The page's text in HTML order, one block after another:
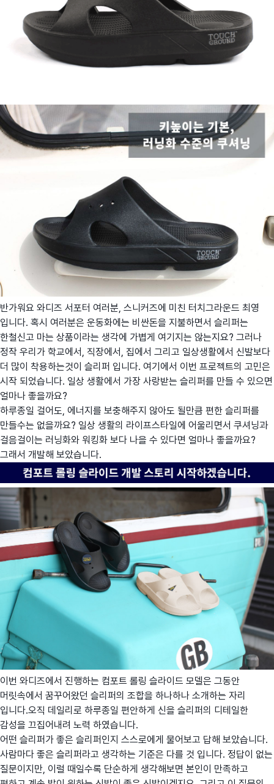
반가워요 와디즈 서포터 여러분, 스니커즈에 미친 터치그라운드 최영
입니다. 혹시 여러분은 운동화에는 비싼돈을 지불하면서 슬리퍼는
한철신고 마는 상품이라는 생각에 가볍게 여기지는 않는지요? 그러나
정작 우리가 학교에서, 직장에서, 집에서 그리고 일상생활에서 신발보다
더 많이 착용하는것이 슬리퍼 입니다. 여기에서 이번 프로젝트의 고민은
시작 되었습니다. 일상 생활에서 가장 사랑받는 슬리퍼를 만들 수 있으면
얼마나 좋을까요?
하루종일 걸어도, 에너지를 보충해주지 않아도 될만큼 편한 슬리퍼를
만들수는 없을까요? 일상 생활의 라이프스타일에 어울리면서 쿠셔닝과
걸음걸이는 러닝화와 워킹화 보다 나을 수 있다면 얼마나 좋을까요?
그래서 개발해 보았습니다.
이번 와디즈에서 진행하는 컴포트 롤링 슬라이드 모델은 그동안
머릿속에서 꿈꾸어왔던 슬리퍼의 조합을 하나하나 소개하는 자리
입니다.오직 데일리로 하루종일 편안하게 신을 슬리퍼의 디테일한
감성을 끄집어내려 노력 하였습니다.
어떤 슬리퍼가 좋은 슬리퍼인지 스스로에게 물어보고 답해 보았습니다.
사람마다 좋은 슬리퍼라고 생각하는 기준은 다를 것 입니다. 정답이 없는
질문이지만, 이럴 때일수록 단순하게 생각해보면 본인이 만족하고